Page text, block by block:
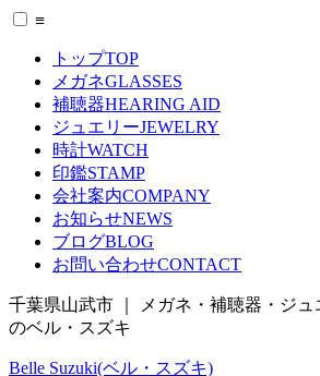
≡
トップTOP
メガネGLASSES
補聴器HEARING AID
ジュエリーJEWELRY
時計WATCH
印鑑STAMP
会社案内COMPANY
お知らせNEWS
ブログBLOG
お問い合わせCONTACT
千葉県山武市 ｜ メガネ・補聴器・ジ
のベル・スズキ
Belle Suzuki(ベル・スズキ)